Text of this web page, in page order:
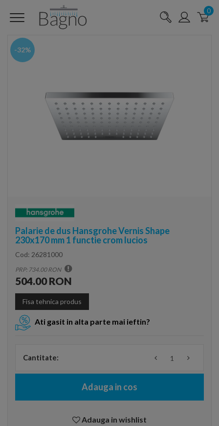
0
-32%
Palarie de dus Hansgrohe Vernis Shape
230x170 mm 1 functie crom lucios
Cod: 26281000
PRP: 734.00 RON
504.00 RON
Fisa tehnica produs
Ati gasit in alta parte mai ieftin?
Cantitate:
Adauga in cos
Adauga in wishlist